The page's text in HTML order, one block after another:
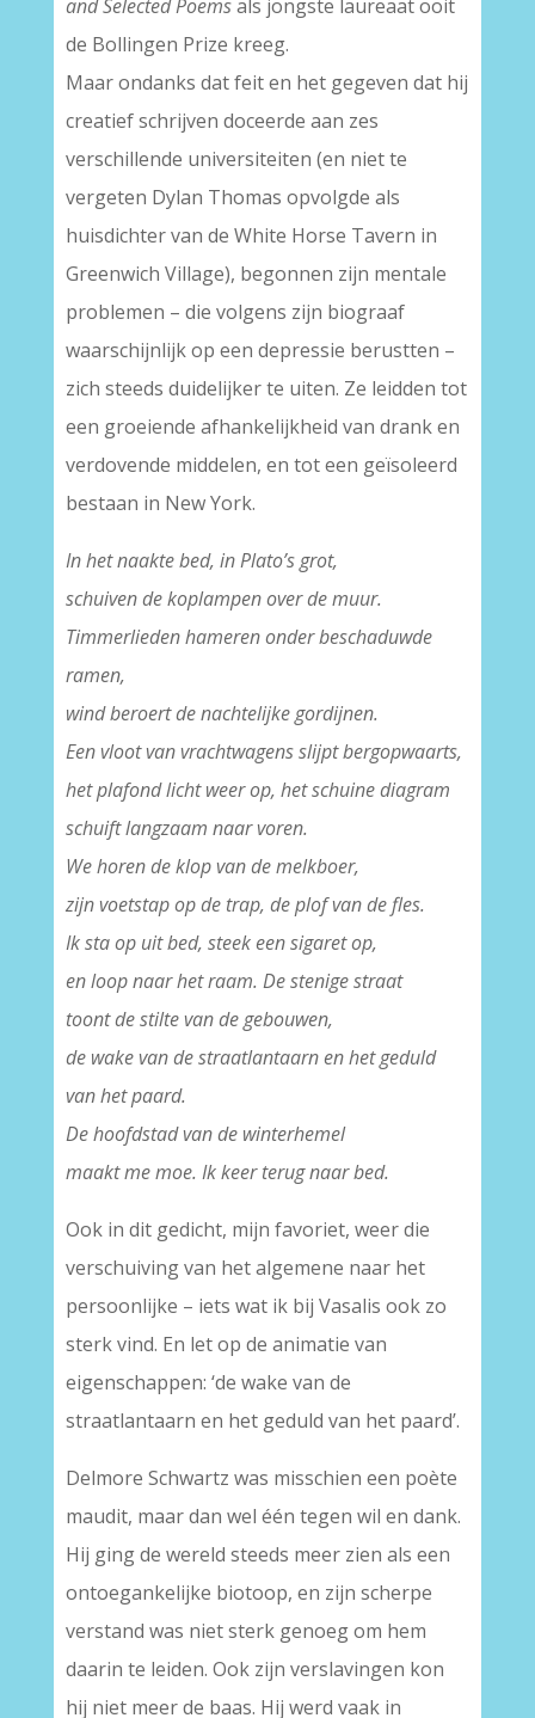
and Selected Poemsals jongste laureaat ooit
de Bollingen Prize kreeg.
Maar ondanks dat feit en het gegeven dat hij
creatief schrijven doceerde aan zes
verschillende universiteiten (en niet te
vergeten Dylan Thomas opvolgde als
huisdichter van de White Horse Tavern in
Greenwich Village), begonnen zijn mentale
problemen – die volgens zijn biograaf
waarschijnlijk op een depressie berustten –
zich steeds duidelijker te uiten. Ze leidden tot
een groeiende afhankelijkheid van drank en
verdovende middelen, en tot een geïsoleerd
bestaan in New York.
In het naakte bed, in Plato’s grot,
schuiven de koplampen over de muur.
Timmerlieden hameren onder beschaduwde
ramen,
wind beroert de nachtelijke gordijnen.
Een vloot van vrachtwagens slijpt bergopwaarts,
het plafond licht weer op, het schuine diagram
schuift langzaam naar voren.
We horen de klop van de melkboer,
zijn voetstap op de trap, de plof van de fles.
Ik sta op uit bed, steek een sigaret op,
en loop naar het raam. De stenige straat
toont de stilte van de gebouwen,
de wake van de straatlantaarn en het geduld
van het paard.
De hoofdstad van de winterhemel
maakt me moe. Ik keer terug naar bed.
Ook in dit gedicht, mijn favoriet, weer die
verschuiving van het algemene naar het
persoonlijke – iets wat ik bij Vasalis ook zo
sterk vind. En let op de animatie van
eigenschappen: ‘de wake van de
straatlantaarn en het geduld van het paard’.
Delmore Schwartz was misschien een poète
maudit, maar dan wel één tegen wil en dank.
Hij ging de wereld steeds meer zien als een
ontoegankelijke biotoop, en zijn scherpe
verstand was niet sterk genoeg om hem
daarin te leiden. Ook zijn verslavingen kon
hij niet meer de baas. Hij werd vaak in